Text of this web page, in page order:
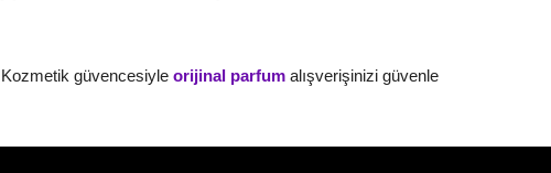
güvencesiyle orijinal parfum alışverişinizi güvenle